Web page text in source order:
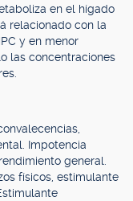
en el hígado
relacionado con la
y en menor
las concentraciones
Impotencia
general.
físicos, estimulante